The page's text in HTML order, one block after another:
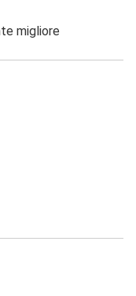
migliore